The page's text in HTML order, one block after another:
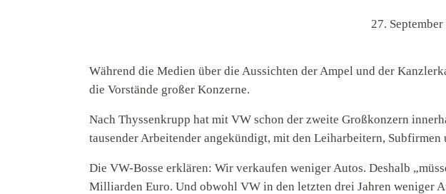
27.
Während die Medien über die Aussichten der Ampel und der
die Vorstände großer Konzerne.
Nach Thyssenkrupp hat mit VW schon der zweite Großkonzern
tausender Arbeitender angekündigt, mit den Leiharbeitern,
Die VW-Bosse erklären: Wir verkaufen weniger Autos. Deshalb
Milliarden Euro. Und obwohl VW in den letzten drei Jahren weniger